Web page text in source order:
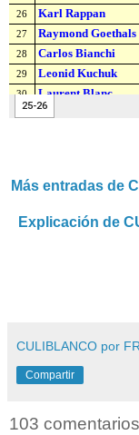
Más entradas de
Explicación de
CULIBLANCO por
Compartir
103